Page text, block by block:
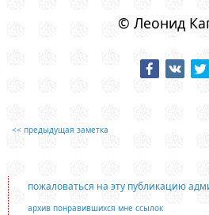
© Леонид
<< предыдущая заметка
пожаловаться на эту публикацию
архив понравившихся мне ссылок